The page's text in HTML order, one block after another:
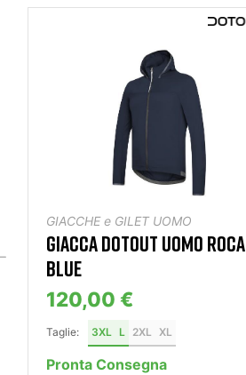
GIACCHE e GILET UOMO
GIACCA DOTOUT UOMO ROCA
BLUE
120,00 €
Taglie: 3XL L 2XL XL
Pronta Consegna